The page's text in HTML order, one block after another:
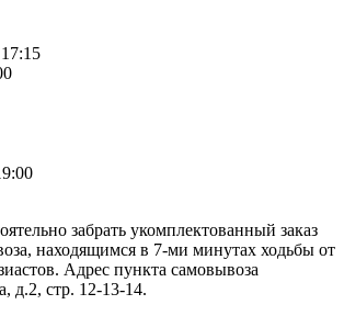
забрать укомплектованный заказ
находящимся в 7-ми минутах ходьбы от
Адрес пункта самовывоза
д.2, стр. 12-13-14.